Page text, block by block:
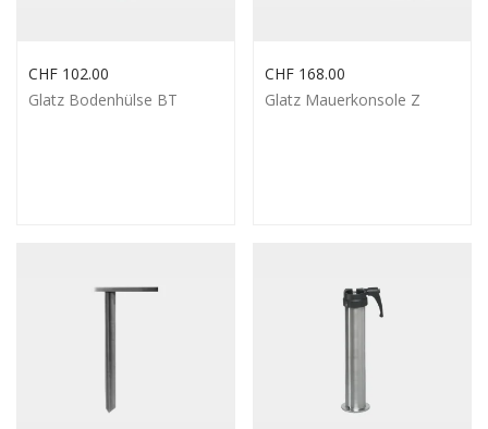
Glatz Bodenhülse BT
CHF 102.00
Glatz Mauerkonsole Z
CHF 168.00